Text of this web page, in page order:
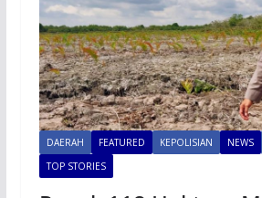
DAERAH FEATURED KEPOLISIAN NEWS
TOP STORIES